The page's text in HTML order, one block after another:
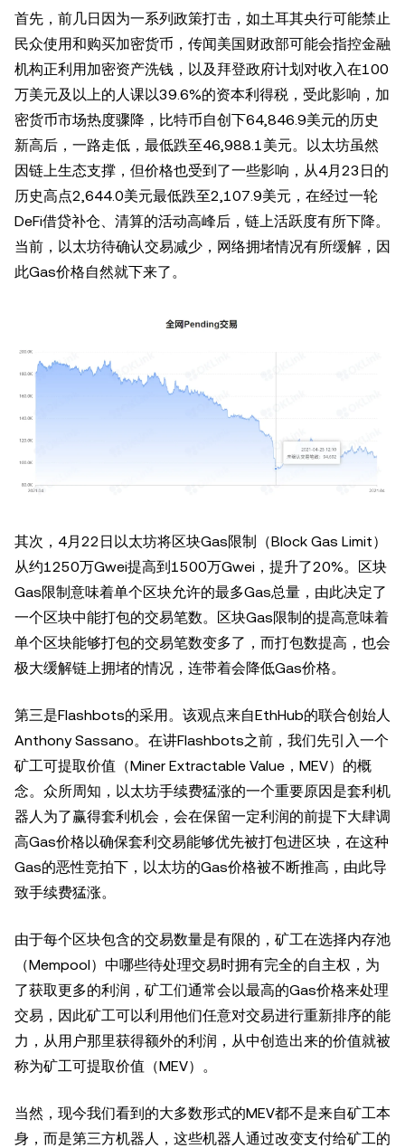
首先，前几日因为一系列政策打击，如土耳其央行可能禁止
民众使用和购买加密货币，传闻美国财政部可能会指控金融
机构正利用加密资产洗钱，以及拜登政府计划对收入在100
万美元及以上的人课以39.6%的资本利得税，受此影响，加
密货币市场热度骤降，比特币自创下64,846.9美元的历史
新高后，一路走低，最低跌至46,988.1美元。以太坊虽然
因链上生态支撑，但价格也受到了一些影响，从4月23日的
历史高点2,644.0美元最低跌至2,107.9美元，在经过一轮
DeFi借贷补仓、清算的活动高峰后，链上活跃度有所下降。
当前，以太坊待确认交易减少，网络拥堵情况有所缓解，因
此Gas价格自然就下来了。
其次，4月22日以太坊将区块Gas限制（Block Gas Limit）
从约1250万Gwei提高到1500万Gwei，提升了20%。区块
Gas限制意味着单个区块允许的最多Gas总量，由此决定了
一个区块中能打包的交易笔数。区块Gas限制的提高意味着
单个区块能够打包的交易笔数变多了，而打包数提高，也会
极大缓解链上拥堵的情况，连带着会降低Gas价格。
第三是Flashbots的采用。该观点来自EthHub的联合创始人
Anthony Sassano。在讲Flashbots之前，我们先引入一个
矿工可提取价值（Miner Extractable Value，MEV）的概
念。众所周知，以太坊手续费猛涨的一个重要原因是套利机
器人为了赢得套利机会，会在保留一定利润的前提下大肆调
高Gas价格以确保套利交易能够优先被打包进区块，在这种
Gas的恶性竞拍下，以太坊的Gas价格被不断推高，由此导
致手续费猛涨。
由于每个区块包含的交易数量是有限的，矿工在选择内存池
（Mempool）中哪些待处理交易时拥有完全的自主权，为
了获取更多的利润，矿工们通常会以最高的Gas价格来处理
交易，因此矿工可以利用他们任意对交易进行重新排序的能
力，从用户那里获得额外的利润，从中创造出来的价值就被
称为矿工可提取价值（MEV）。
当然，现今我们看到的大多数形式的MEV都不是来自矿工本
身，而是第三方机器人，这些机器人通过改变支付给矿工的